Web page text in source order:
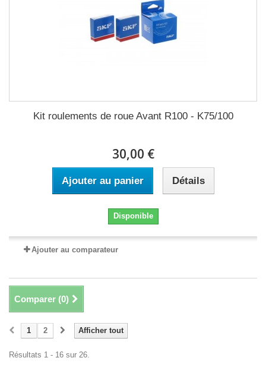
Kit roulements de roue Avant R100 - K75/100
30,00 €
Ajouter au panier Détails
Disponible
Ajouter au comparateur
Comparer (0)
Afficher tout
1 2
Résultats 1 - 16 sur 26.